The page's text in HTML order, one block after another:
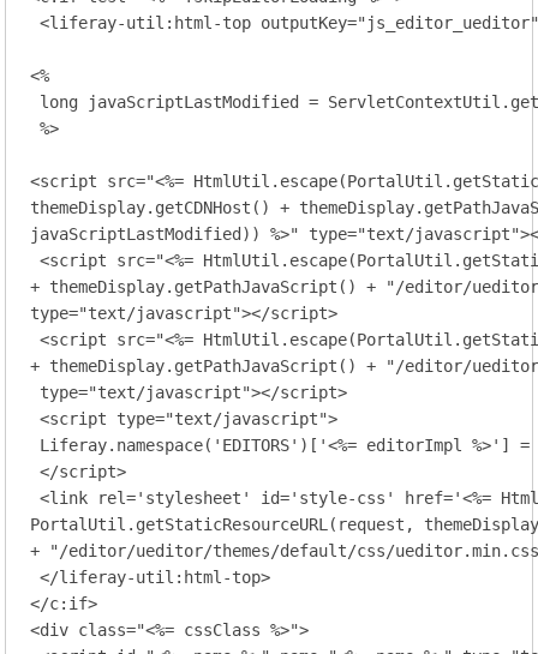
<liferay-util:html-top
<%
long javaScriptLastModified =
%>
<script src="<%=
themeDisplay.getCDNHost() +
javaScriptLastModified)) %>" type="text/
<script src="<%=
+ themeDisplay.getPathJavaScript() + "/editor/
type="text/javascript"></script>
<script src="<%=
+ themeDisplay.getPathJavaScript() + "/editor/
type="text/javascript"></script>
<script type="text/javascript">
Liferay.namespace('EDITORS')['<%= editorImpl %>']
</script>
<link rel='stylesheet' id='style-css' href='<%=
PortalUtil.getStaticResourceURL(request,
+ "/editor/ueditor/themes/default/css/
</liferay-util:html-top>
</c:if>
<div class="<%= cssClass %>">